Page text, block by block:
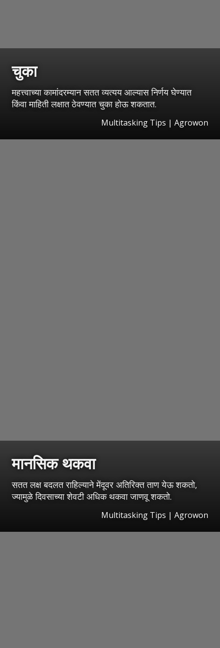
चुका
महत्त्वाच्या कामांदरम्यान सतत व्यत्यय आल्यास निर्णय घेण्यात
किंवा माहिती लक्षात ठेवण्यात चुका होऊ शकतात.
Multitasking Tips | Agrowon
मानसिक थकवा
सतत लक्ष बदलत राहिल्याने मेंदूवर अतिरिक्त ताण येऊ शकतो,
ज्यामुळे दिवसाच्या शेवटी अधिक थकवा जाणवू शकतो.
Multitasking Tips | Agrowon